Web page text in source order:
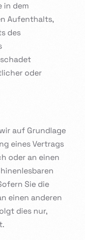
in dem
Aufenthalts,
des
oder
auf Grundlage
eines Vertrags
oder an einen
Sie die
einen anderen
dies nur,